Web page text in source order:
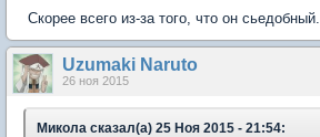
Скорее всего из-за того, что он сьедобный.
Uzumaki Naruto
26 ноя 2015
Микола сказал(а) 25 Ноя 2015 - 21:54: